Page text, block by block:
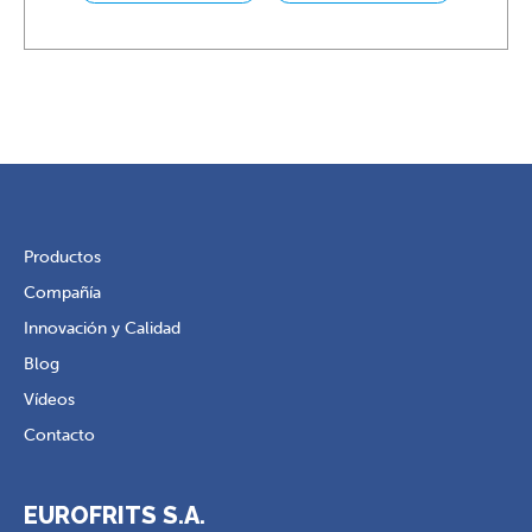
Productos
Compañía
Innovación y Calidad
Blog
Vídeos
Contacto
EUROFRITS S.A.